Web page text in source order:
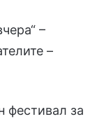
–
–
фестивал за